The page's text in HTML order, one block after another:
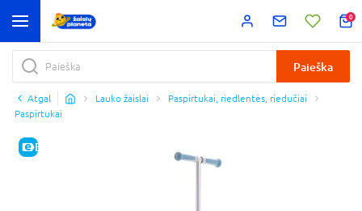
0
Paieška
Atgal Lauko žaislai
Paspirtukai, riedlentės, riedučiai
Paspirtukai
E-KAINA